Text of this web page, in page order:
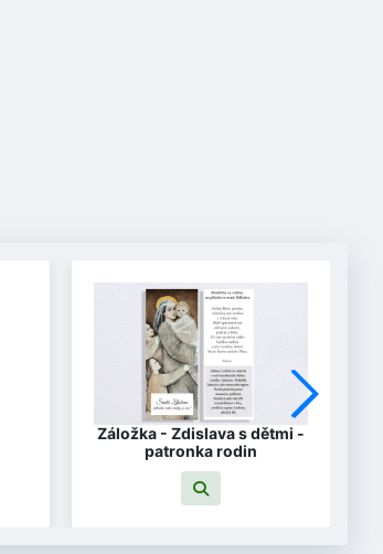
Záložka - Zdislava s dětmi -
patronka rodin